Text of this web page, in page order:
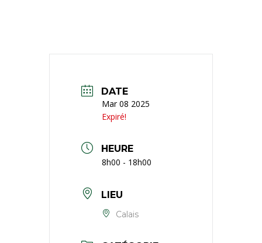
DATE
Mar 08 2025
Expiré!
HEURE
8h00 - 18h00
LIEU
Calais